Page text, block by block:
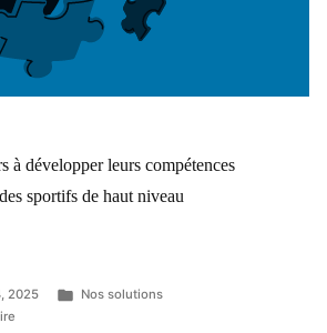
à développer leurs compétences
sportifs de haut niveau
2025
Nos solutions